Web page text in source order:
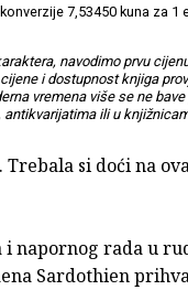
7,53450 kuna za 1
navodimo prvu
i dostupnost knjiga
vremena više se ne
ili u
si doći na
napornog rada u
Sardothien